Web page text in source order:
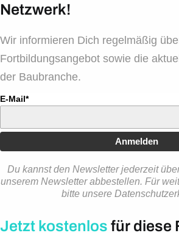
Netzwerk!
Wir informieren Dich regelmäßig
Fortbildungsangebot sowie die
der Baubranche.
E-Mail*
Anmelden
Du kannst den Newsletter jederzeit
unserem Newsletter abbestellen. Für
bitte unsere
Jetzt kostenlos für diese